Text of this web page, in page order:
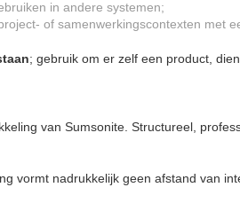
in andere systemen;
of samenwerkingscontexten met
; gebruik om er zelf een product,
van Sumsonite. Structureel,
vormt nadrukkelijk geen afstand van